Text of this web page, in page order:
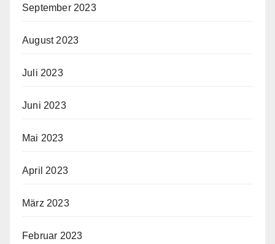
September 2023
August 2023
Juli 2023
Juni 2023
Mai 2023
April 2023
März 2023
Februar 2023